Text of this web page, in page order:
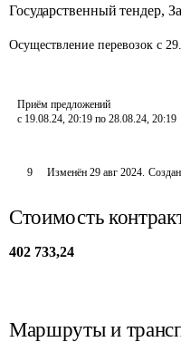
Государственный тендер,
Осуществление перевозок с
Приём предложений
с 19.08.24, 20:19 по 28.08.24, 20:19
9 Изменён 29 авг 2024. Создан
Стоимость
402 733,24
Маршруты и